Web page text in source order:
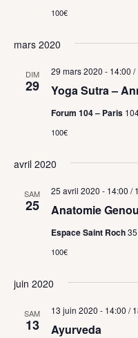
100€
mars 2020
DIM
29 Yoga Sutra –
29 mars 2020 - 14:00 /
Forum 104 – Paris
100€
avril 2020
SAM
25 Anatomie
25 avril 2020 - 14:00 /
Espace Saint Roch
100€
juin 2020
SAM
13 Ayurveda
13 juin 2020 - 14:00 /